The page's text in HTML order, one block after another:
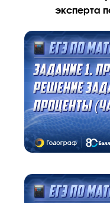
Мини-группадо 8
Ученик занимается в
более сильную группу.